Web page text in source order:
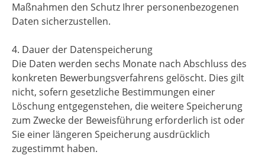
Maßnahmen den Schutz Ihrer personenbezogenen
Daten sicherzustellen.
4. Dauer der Datenspeicherung
Die Daten werden sechs Monate nach Abschluss des
konkreten Bewerbungsverfahrens gelöscht. Dies gilt
nicht, sofern gesetzliche Bestimmungen einer
Löschung entgegenstehen, die weitere Speicherung
zum Zwecke der Beweisführung erforderlich ist oder
Sie einer längeren Speicherung ausdrücklich
zugestimmt haben.